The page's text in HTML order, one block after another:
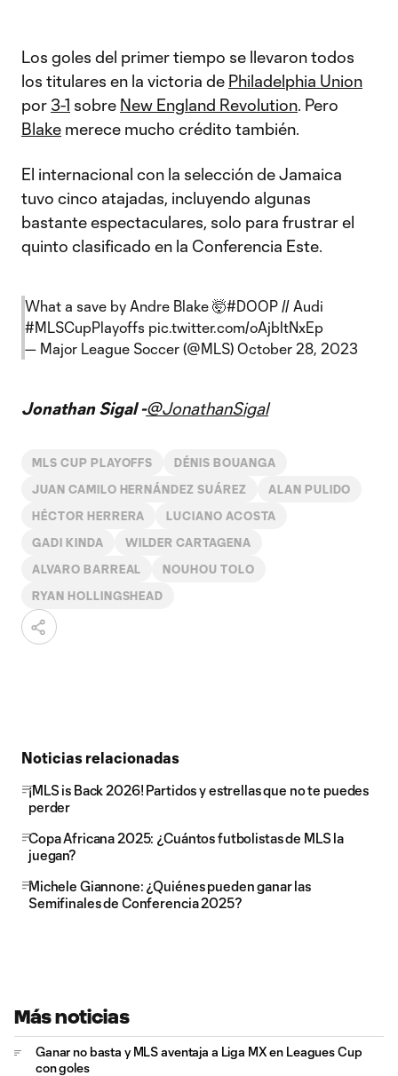
Los goles del primer tiempo se llevaron todos
los titulares en la victoria de Philadelphia Union
por 3-1 sobre New England Revolution. Pero
Blake merece mucho crédito también.
El internacional con la selección de Jamaica
tuvo cinco atajadas, incluyendo algunas
bastante espectaculares, solo para frustrar el
quinto clasificado en la Conferencia Este.
What a save by Andre Blake 🤯#DOOP // Audi
#MLSCupPlayoffs pic.twitter.com/oAjbltNxEp
— Major League Soccer (@MLS) October 28, 2023
Jonathan Sigal -@JonathanSigal
MLS CUP PLAYOFFS DÉNIS BOUANGA
JUAN CAMILO HERNÁNDEZ SUÁREZ ALAN PULIDO
HÉCTOR HERRERA LUCIANO ACOSTA
GADI KINDA WILDER CARTAGENA
ALVARO BARREAL NOUHOU TOLO
RYAN HOLLINGSHEAD
Noticias relacionadas
¡MLS is Back 2026! Partidos y estrellas que no te puedes
perder
Copa Africana 2025: ¿Cuántos futbolistas de MLS la
juegan?
Michele Giannone: ¿Quiénes pueden ganar las
Semifinales de Conferencia 2025?
Más noticias
Ganar no basta y MLS aventaja a Liga MX en Leagues Cup
con goles